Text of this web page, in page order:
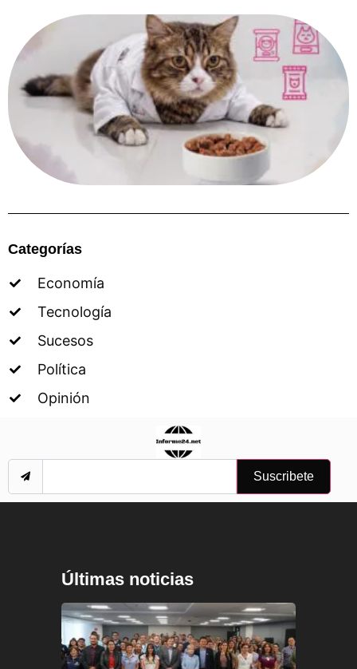
Categorías
Economía
Tecnología
Sucesos
Política
Opinión
Suscribete
Últimas noticias